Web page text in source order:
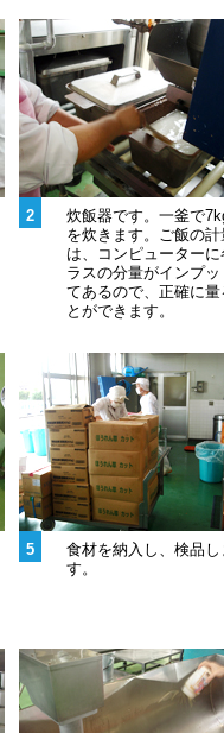
2
炊飯器です。一釜で
を炊きます。ご飯の計
は、コンピューターに
ラスの分量がインプッ
てあるので、正確に量
とができます。
5
食材を納入し、検品し
す。